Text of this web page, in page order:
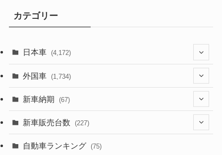
カテゴリー
日本車 (4,172)
(1,321)
(329)
外国車 (1,734)
(242)
新車納期 (67)
(28)
(8)
新車販売台数 (227)
(21)
自動車ランキング (75)